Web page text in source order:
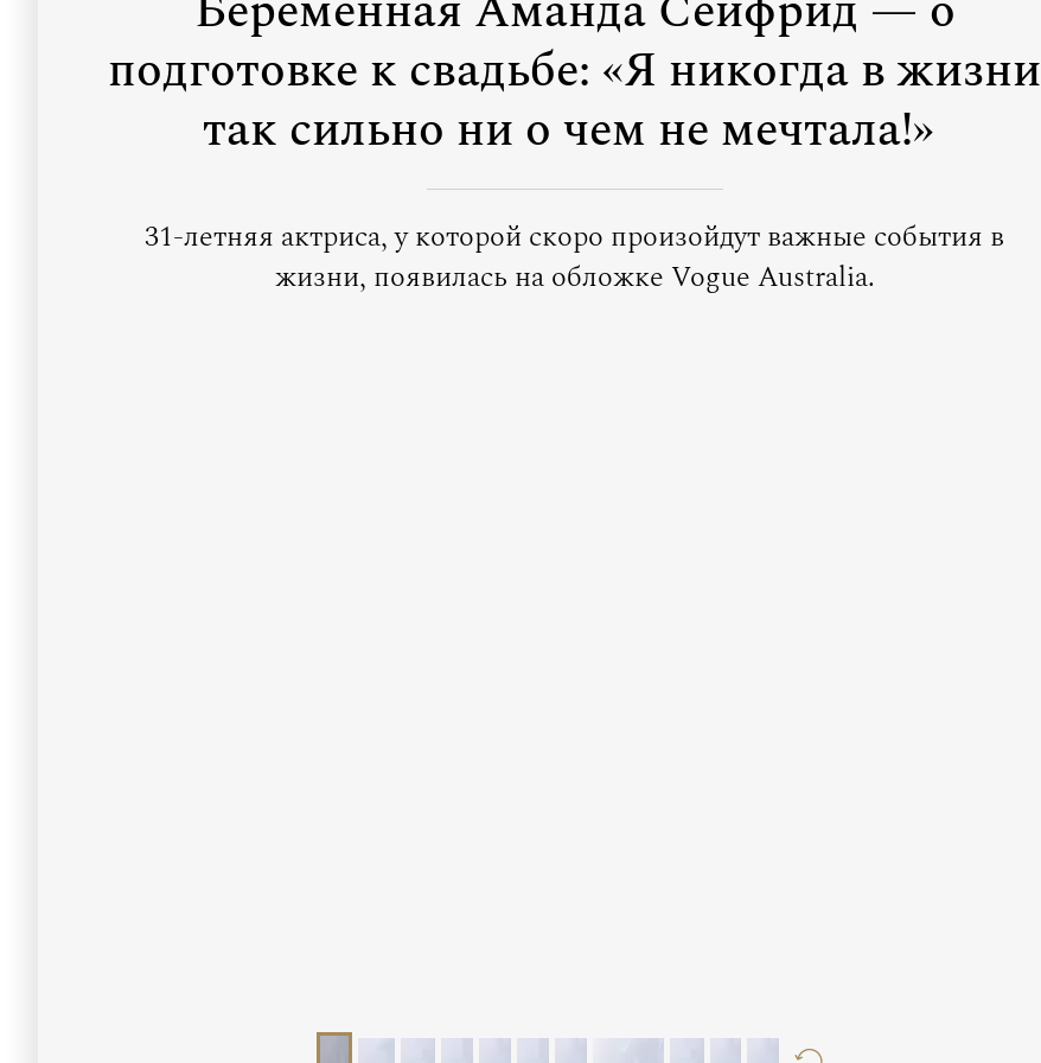
подготовке к свадьбе: «Я никогда в жизни
так сильно ни о чем не мечтала!»
31-летняя актриса, у которой скоро произойдут важные события в
жизни, появилась на обложке Vogue Australia.